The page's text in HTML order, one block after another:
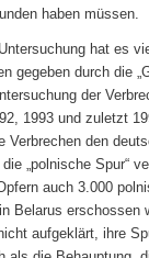
haben müssen.
hat es
gegeben durch die
der
1993 und zuletzt
Verbrechen den
„polnische Spur“
auch 3.000
Belarus erschossen
aufgeklärt, ihre